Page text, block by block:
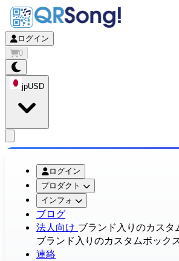
ログイン
0
jpUSD
ログイン
プロダクト
インフォ
ブログ
法人向け ブランド入りのカスタ
ブランド入りのカスタムボック
連絡